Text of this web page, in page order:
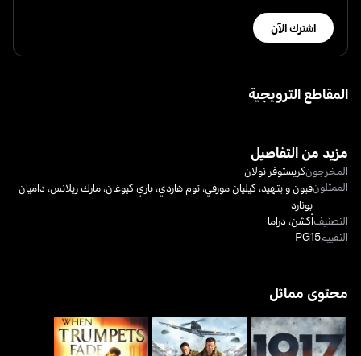
اشترك الآن
المقاطع الترويجية
مزيد من التفاصيل
المخرجونكريستوفر نولان
الممثلونفيون وايتهيد،كيليان مورفي،توم هاردي،باري كيوغان،مارك ريلانس، داميان
بونارد
التصنيفأكشن، دراما
التقييمPG15
محتوى مماثل